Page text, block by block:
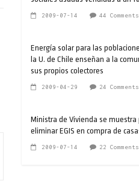
2009-07-14 44 Comments
Energía solar para las
la U. de Chile enseñan a la
sus propios colectores
2009-04-29 24 Comments
Ministra de Vivienda se muestra
eliminar EGIS en compra de
2009-07-14 22 Comments